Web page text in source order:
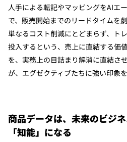
人手による転記やマッピングをAIエ
で、販売開始までのリードタイムを
単なるコスト削減にとどまらず、ト
投入するという、売上に直結する価
を、実務上の目詰まり解消に直結さ
が、エグゼクティブたちに強い印象を
商品データは、未来のビジ
「知能」になる